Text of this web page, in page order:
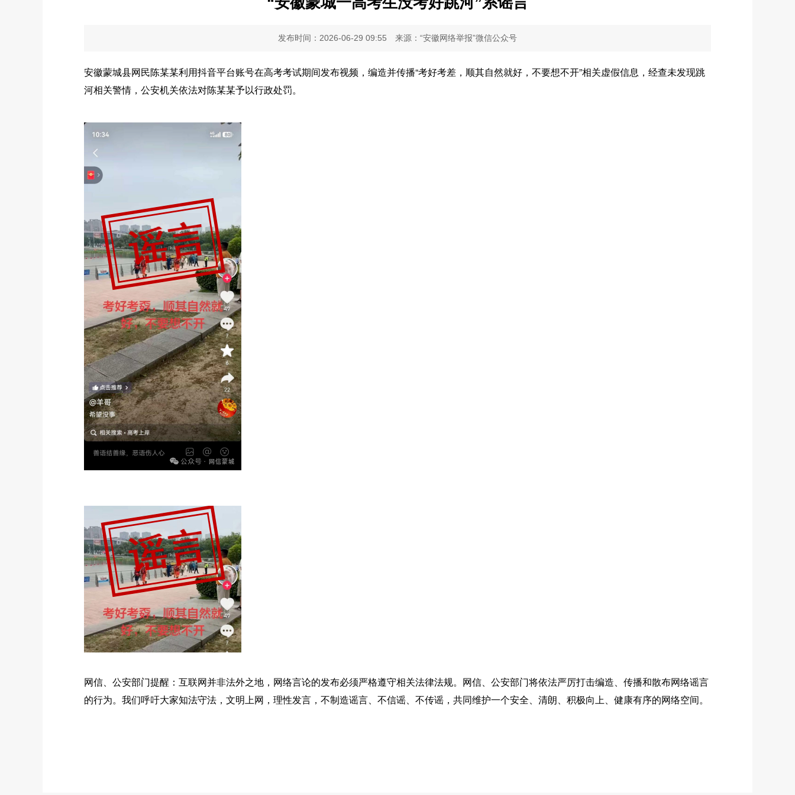
发布时间：2026-06-29 09:55 来源：“安徽网络举报”微信公众号
安徽蒙城县网民陈某某利用抖音平台账号在高考考试期间发布视频，编造并传播“考好考差，顺其自然就好，不要想不开”相关虚假信息，经查未发现跳
河相关警情，公安机关依法对陈某某予以行政处罚。
网信、公安部门提醒： 互联网并非法外之地，网络言论的发布必须严格遵守相关法律法规。网信、公安部门将依法严厉打击编造、传播和散布网络谣言
的行为。我们呼吁大家知法守法，文明上网，理性发言，不制造谣言、不信谣、不传谣，共同维护一个安全、清朗、积极向上、健康有序的网络空间。